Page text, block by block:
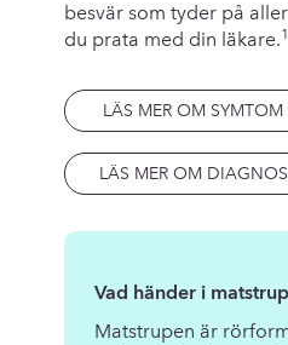
besvär som tyder på
du prata med din läkare.1
LÄS MER OM SYMTOM
LÄS MER OM
Vad händer i
Matstrupen är